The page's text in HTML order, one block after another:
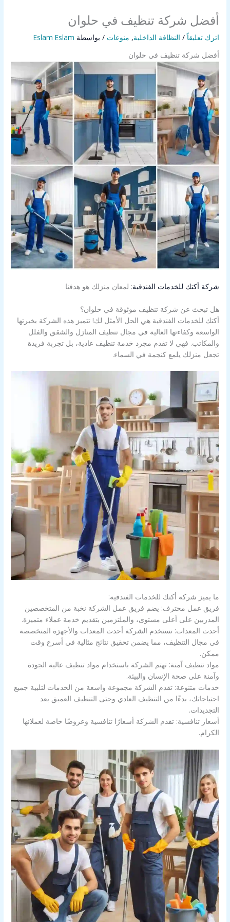
أفضل شركة تنظيف في حلوان
اترك تعليقاً / النظافة الداخلية, منوعات / بواسطة Eslam Eslam
أفضل شركة تنظيف في حلوان
شركة أكتك للخدمات الفندقية: لمعان منزلك هو هدفنا
هل تبحث عن شركة تنظيف موثوقة في حلوان؟
أكتك للخدمات الفندقية هي الحل الأمثل لك! تتميز هذه الشركة بخبرتها
الواسعة وكفاءتها العالية في مجال تنظيف المنازل والشقق والفلل
والمكاتب. فهي لا تقدم مجرد خدمة تنظيف عادية، بل تجربة فريدة
تجعل منزلك يلمع كنجمة في السماء.
ما يميز شركة أكتك للخدمات الفندقية:
فريق عمل محترف: يضم فريق عمل الشركة نخبة من المتخصصين
المدربين على أعلى مستوى، والملتزمين بتقديم خدمة عملاء متميزة.
أحدث المعدات: تستخدم الشركة أحدث المعدات والأجهزة المتخصصة
في مجال التنظيف، مما يضمن تحقيق نتائج مثالية في أسرع وقت
ممكن.
مواد تنظيف آمنة: تهتم الشركة باستخدام مواد تنظيف عالية الجودة
وآمنة على صحة الإنسان والبيئة.
خدمات متنوعة: تقدم الشركة مجموعة واسعة من الخدمات لتلبية جميع
احتياجاتك، بدءًا من التنظيف العادي وحتى التنظيف العميق بعد
التجديدات.
أسعار تنافسية: تقدم الشركة أسعارًا تنافسية وعروضًا خاصة لعملائها
الكرام.